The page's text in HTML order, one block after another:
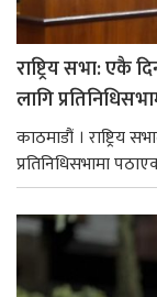
राष्ट्रिय सभा: एकै
लागि
काठमाडौं । राष्ट्रिय
प्रतिनिधिसभामा